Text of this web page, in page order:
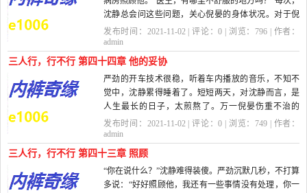
沈静总会问这些问题，关心倪晏的身体状况。对于倪
晏的身体，沈...
发布时间：2021-11-02 | 评论：0 | 浏览： 796 | 作者：
admin
三人行，行不行 第四十四章 他的妥协
严劲的开车技术很稳，听着车内播放的音乐，不知不
觉中，沈静累得睡着了。短短两天，对沈静而言，是
人生最长的日子，太煎熬了。万一倪晏伤重不治的
话，她该如何是好？她...
发布时间：2021-11-02 | 评论：0 | 浏览： 749 | 作者：
admin
三人行，行不行 第四十三章 照顾
“你在说什么？”沈静难得装傻。严劲沉默几秒，不打算
多说：“好好照顾他，我还有一些事情没有处理，你一